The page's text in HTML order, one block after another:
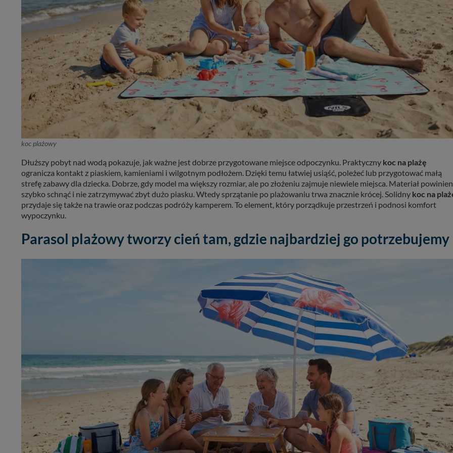
koc plażowy
Dłuższy pobyt nad wodą pokazuje, jak ważne jest dobrze przygotowane miejsce odpoczynku. Praktyczny koc na plażę
ogranicza kontakt z piaskiem, kamieniami i wilgotnym podłożem. Dzięki temu łatwiej usiąść, poleżeć lub przygotować małą
strefę zabawy dla dziecka. Dobrze, gdy model ma większy rozmiar, ale po złożeniu zajmuje niewiele miejsca. Materiał powinien
szybko schnąć i nie zatrzymywać zbyt dużo piasku. Wtedy sprzątanie po plażowaniu trwa znacznie krócej. Solidny koc na
przydaje się także na trawie oraz podczas podróży kamperem. To element, który porządkuje przestrzeń i podnosi komfort
wypoczynku.
Parasol plażowy tworzy cień tam, gdzie najbardziej go potrzebujemy